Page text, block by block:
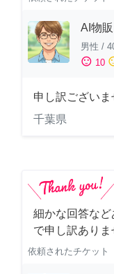
AI物販
男性 /
sentiment_satisfied 10
申し訳ございま
千葉県
細かな回答な
で申し訳ありま
依頼されたチケット